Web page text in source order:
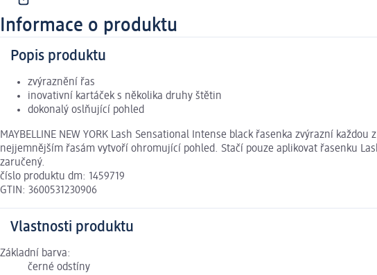
Informace o produktu
Popis produktu
zvýraznění řas
inovativní kartáček s několika druhy štětin
dokonalý oslňující pohled
MAYBELLINE NEW YORK Lash Sensational Intense black řasenka zvýrazní
nejjemnějším řasám vytvoří ohromující pohled. Stačí pouze aplikovat řasenku
zaručený.
číslo produktu dm: 1459719
GTIN: 3600531230906
Vlastnosti produktu
Základní barva:
černé odstíny